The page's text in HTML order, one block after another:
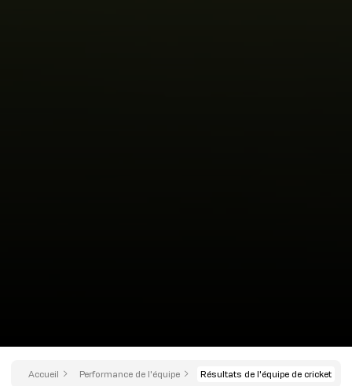
Accueil Performance de l'équipe Résultats de l'équipe de cricket